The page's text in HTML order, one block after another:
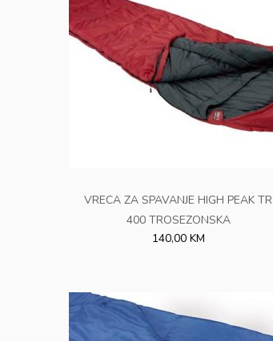
VRECA ZA SPAVANJE HIGH PEAK TR
400 TROSEZONSKA
140,00 KM